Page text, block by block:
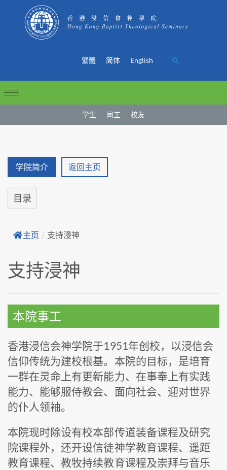
繁體 简体 English
学生 同工 校友
学院简介 返回主页
目录
主页 / 支持浸神
支持浸神
本院事工
香港浸信会神学院于1951年创校，以浸信会
信仰传统为建校根基。本院的目标，是培育
一群在灵命上有更新能力、在事奉上有实践
能力、能够服侍教会、面向社会、迎对世界
的仆人领袖。
本院现时除设有校本部传道装备课程及研究
院课程外，还开设信徒神学教育课程、遥距
教育课程、教牧持续教育课程及崇拜与音乐